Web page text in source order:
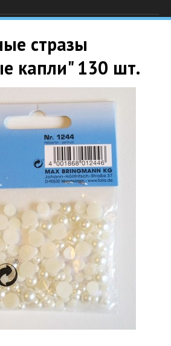
стразы
капли" 130 шт.